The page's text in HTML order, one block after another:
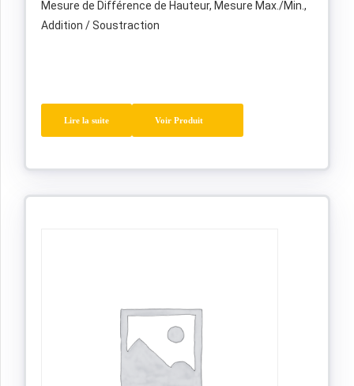
Mesure de Différence de Hauteur, Mesure Max./Min.,
Addition / Soustraction
Lire la suite Voir Produit